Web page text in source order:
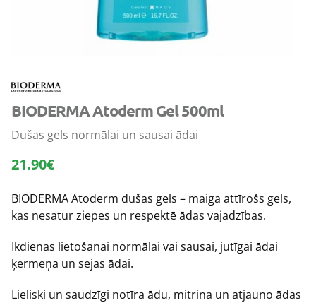
BIODERMA Atoderm Gel 500ml
Dušas gels normālai un sausai ādai
21.90€
BIODERMA Atoderm dušas gels – maiga attīrošs gels,
kas nesatur ziepes un respektē ādas vajadzības.
Ikdienas lietošanai normālai vai sausai, jutīgai ādai
ķermeņa un sejas ādai.
Lieliski un saudzīgi notīra ādu, mitrina un atjauno ādas